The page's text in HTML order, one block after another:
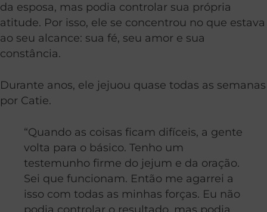
da esposa, mas podia controlar sua própria
atitude. Por isso, ele se concentrou no que estava
ao seu alcance: sua fé, seu amor e sua
constância.
Durante anos, ele jejuou quase todas as semanas
por Catie.
“Quando as coisas ficam difíceis, a gente
volta para o básico. Tenho um
testemunho firme do jejum e da oração.
Sei que funcionam. Então me agarrei a
isso com todas as minhas forças. Eu não
podia controlar o resultado, mas podia